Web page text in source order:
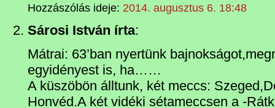
Hozzászólás ideje: 2014. augusztus 6. 18:48
Sárosi István írta:
Mátrai: 63’ban nyertünk
egyidényest is, ha……
A küszöbön álltunk, két meccs:
Honvéd.A két vidéki sétameccsen a -